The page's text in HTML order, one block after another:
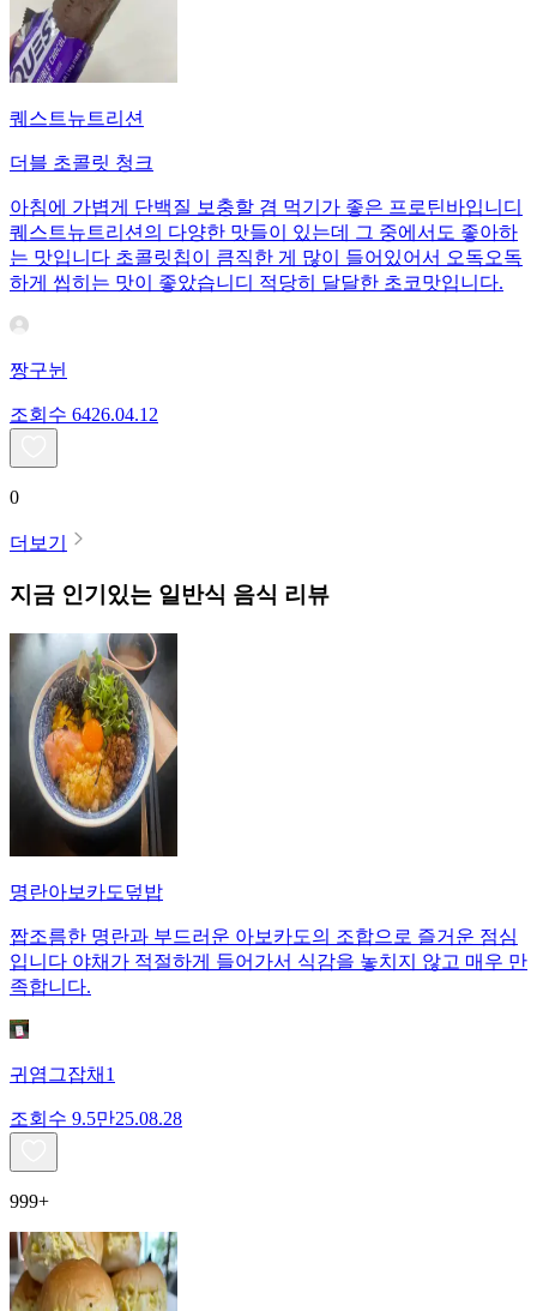
퀘스트뉴트리션
더블 초콜릿 청크
아침에 가볍게 단백질 보충할 겸 먹기가 좋은 프로틴바입니디
퀘스트뉴트리션의 다양한 맛들이 있는데 그 중에서도 좋아하
는 맛입니다 초콜릿칩이 큼직한 게 많이 들어있어서 오독오독
하게 씹히는 맛이 좋았습니디 적당히 달달한 초코맛입니다.
짱구뉜
조회수 6426.04.12
0
더보기
지금 인기있는 일반식 음식 리뷰
명란아보카도덮밥
짭조름한 명란과 부드러운 아보카도의 조합으로 즐거운 점심
입니다 야채가 적절하게 들어가서 식감을 놓치지 않고 매우 만
족합니다.
귀염그잡채1
조회수 9.5만25.08.28
999+